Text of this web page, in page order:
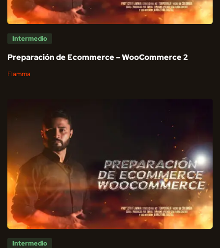
Intermedio
Preparación de Ecommerce – WooCommerce 2
Flamma
Intermedio